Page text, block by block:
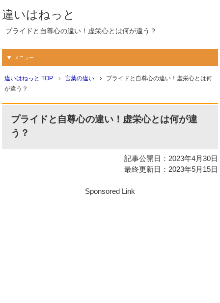
違いはねっと
プライドと自尊心の違い！虚栄心とは何が違う？
メニュー
違いはねっと TOP 言葉の違い
プライドと自尊心の違い！虚栄心とは何
が違う？
プライドと自尊心の違い！虚栄心とは何が違
う？
記事公開日：2023年4月30日
最終更新日：2023年5月15日
Sponsored Link